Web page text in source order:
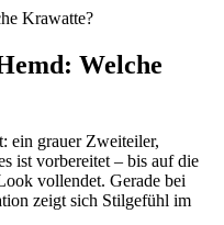
Welche
ein grauer Zweiteiler,
ist vorbereitet – bis auf die
vollendet. Gerade bei
zeigt sich Stilgefühl im